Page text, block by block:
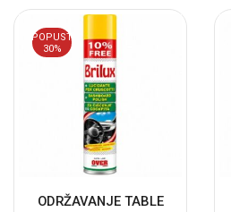
POPUST
30%
ODRŽAVANJE TABLE